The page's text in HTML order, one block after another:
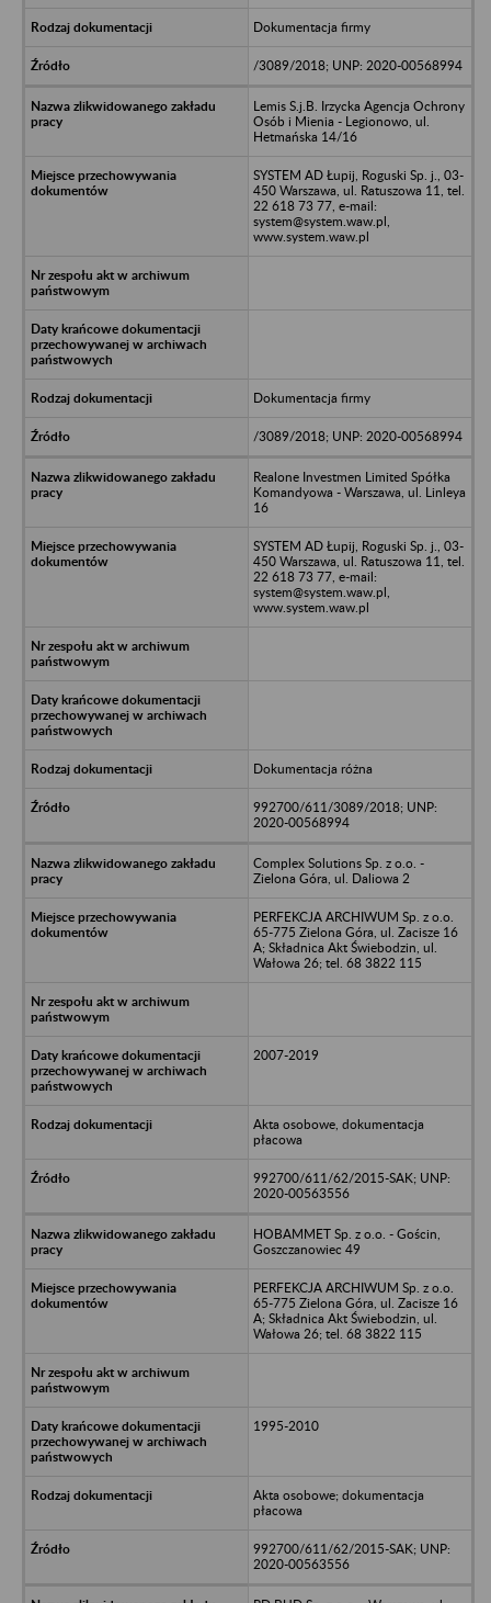
Dokumentacja firmy
/3089/2018; UNP: 2020-00568994
Lemis S.j.B. Irzycka Agencja Ochrony
Osób i Mienia - Legionowo, ul.
Hetmańska 14/16
SYSTEM AD Łupij, Roguski Sp. j., 03-
450 Warszawa, ul. Ratuszowa 11, tel.
22 618 73 77, e-mail:
system@system.waw.pl,
www.system.waw.pl
Dokumentacja firmy
/3089/2018; UNP: 2020-00568994
Realone Investmen Limited Spółka
Komandyowa - Warszawa, ul. Linleya
16
SYSTEM AD Łupij, Roguski Sp. j., 03-
450 Warszawa, ul. Ratuszowa 11, tel.
22 618 73 77, e-mail:
system@system.waw.pl,
www.system.waw.pl
Dokumentacja różna
992700/611/3089/2018; UNP:
2020-00568994
Complex Solutions Sp. z o.o. -
Zielona Góra, ul. Daliowa 2
PERFEKCJA ARCHIWUM Sp. z o.o.
65-775 Zielona Góra, ul. Zacisze 16
A; Składnica Akt Świebodzin, ul.
Wałowa 26; tel. 68 3822 115
2007-2019
Akta osobowe, dokumentacja
płacowa
992700/611/62/2015-SAK; UNP:
2020-00563556
HOBAMMET Sp. z o.o. - Gościn,
Goszczanowiec 49
PERFEKCJA ARCHIWUM Sp. z o.o.
65-775 Zielona Góra, ul. Zacisze 16
A; Składnica Akt Świebodzin, ul.
Wałowa 26; tel. 68 3822 115
1995-2010
Akta osobowe; dokumentacja
płacowa
992700/611/62/2015-SAK; UNP:
2020-00563556